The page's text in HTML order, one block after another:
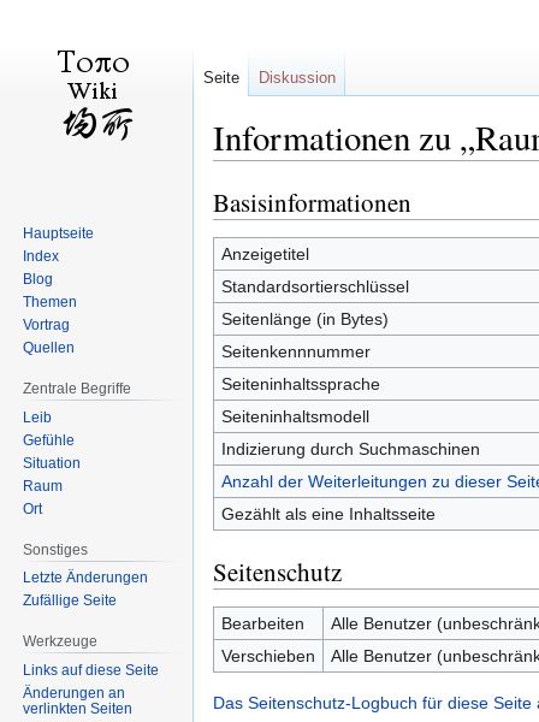
Informationen zu
Zur
Navigation
springen
Zur
Suche
springen
Basisinformationen
Anzeigetitel
Standardsortierschlüssel
Seitenlänge (in Bytes)
Seitenkennnummer
Seiteninhaltssprache
Seiteninhaltsmodell
Indizierung durch Suchmaschinen
Anzahl der Weiterleitungen zu dieser
Gezählt als eine Inhaltsseite
Seitenschutz
Bearbeiten
Alle Benutzer
Verschieben
Alle Benutzer
Das Seitenschutz-Logbuch für diese Seite
Seite Diskussion
Hauptseite
Index
Blog
Themen
Vortrag
Quellen
Zentrale Begriffe
Leib
Gefühle
Situation
Raum
Ort
Sonstiges
Letzte Änderungen
Zufällige Seite
Werkzeuge
Links auf diese Seite
Änderungen an
verlinkten Seiten